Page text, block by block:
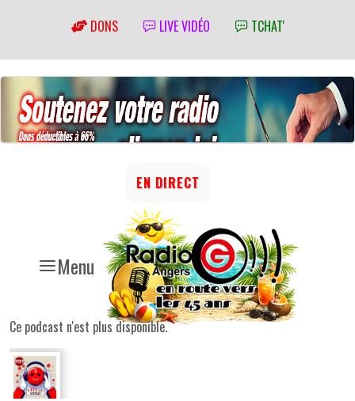
DONS LIVE VIDÉO TCHAT'
Menu
EN DIRECT
Ce podcast n'est plus disponible.